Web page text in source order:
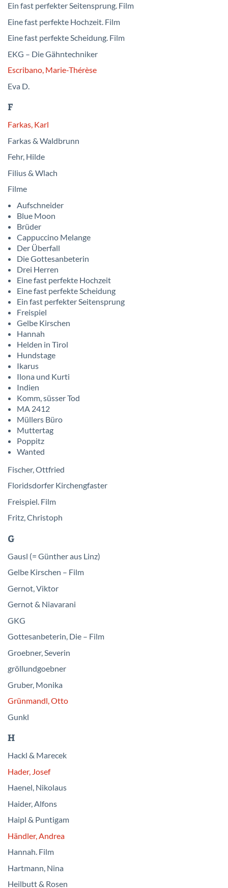
Ein fast perfekter Seitensprung. Film
Eine fast perfekte Hochzeit. Film
Eine fast perfekte Scheidung. Film
EKG – Die Gähntechniker
Escribano, Marie-Thérèse
Eva D.
F
Farkas, Karl
Farkas & Waldbrunn
Fehr, Hilde
Filius & Wlach
Filme
Aufschneider
Blue Moon
Brüder
Cappuccino Melange
Der Überfall
Die Gottesanbeterin
Drei Herren
Eine fast perfekte Hochzeit
Eine fast perfekte Scheidung
Ein fast perfekter Seitensprung
Freispiel
Gelbe Kirschen
Hannah
Helden in Tirol
Hundstage
Ikarus
Ilona und Kurti
Indien
Komm, süsser Tod
MA 2412
Müllers Büro
Muttertag
Poppitz
Wanted
Fischer, Ottfried
Floridsdorfer Kirchengfaster
Freispiel. Film
Fritz, Christoph
G
Gausl (= Günther aus Linz)
Gelbe Kirschen – Film
Gernot, Viktor
Gernot & Niavarani
GKG
Gottesanbeterin, Die – Film
Groebner, Severin
gröllundgoebner
Gruber, Monika
Grünmandl, Otto
Gunkl
H
Hackl & Marecek
Hader, Josef
Haenel, Nikolaus
Haider, Alfons
Haipl & Puntigam
Händler, Andrea
Hannah. Film
Hartmann, Nina
Heilbutt & Rosen